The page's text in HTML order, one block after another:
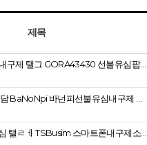
제목
구제 탤그 GORA43430 선불유심팝…
BaNoNpi 바넌피선불유심내구제 …
탤ㄹㅔ TSBusim 스마트폰내구제소…